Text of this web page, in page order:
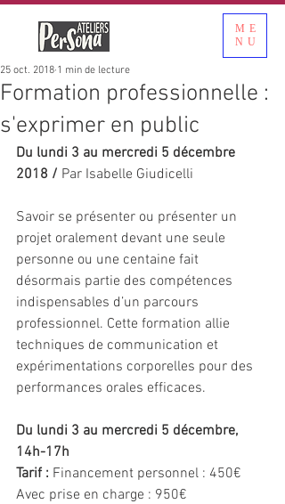
ME
NU
Formation professionnelle :
s'exprimer en public
25 oct. 2018 1 min de lecture
Du lundi 3 au mercredi 5 décembre
2018 / Par Isabelle Giudicelli
Savoir se présenter ou présenter un
projet oralement devant une seule
personne ou une centaine fait
désormais partie des compétences
indispensables d’un parcours
professionnel. Cette formation allie
techniques de communication et
expérimentations corporelles pour des
performances orales efficaces.
Du lundi 3 au mercredi 5 décembre,
14h-17h
Tarif : Financement personnel : 450€
Avec prise en charge : 950€